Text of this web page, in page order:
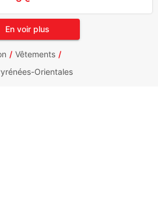
En voir plus
Vêtements
Orientales